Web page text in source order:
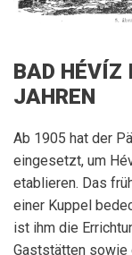
BAD HÉVÍZ
JAHREN
Ab 1905 hat der
eingesetzt, um
etablieren. Das
einer Kuppel
ist ihm die
Gaststätten sowie